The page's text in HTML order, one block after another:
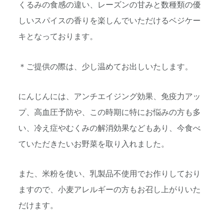
くるみの食感の違い、レーズンの甘みと数種類の優
しいスパイスの香りを楽しんでいただけるベジケー
キとなっております。
＊ご提供の際は、少し温めてお出しいたします。
にんじんには、アンチエイジング効果、免疫力アッ
プ、高血圧予防や、この時期に特にお悩みの方も多
い、冷え症やむくみの解消効果などもあり、今食べ
ていただきたいお野菜を取り入れました。
また、米粉を使い、乳製品不使用でお作りしており
ますので、小麦アレルギーの方もお召し上がりいた
だけます。